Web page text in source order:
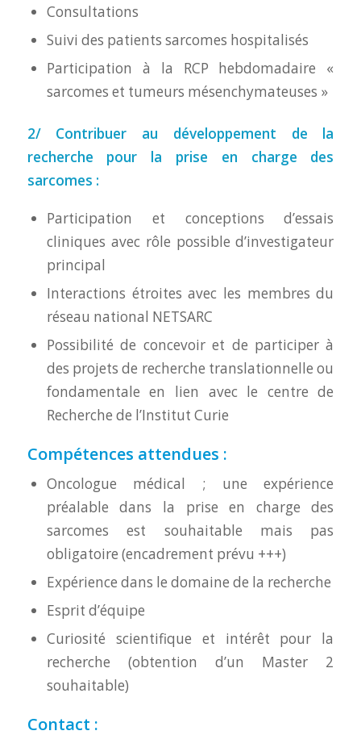
Consultations
Suivi des patients sarcomes hospitalisés
Participation à la RCP hebdomadaire «
sarcomes et tumeurs mésenchymateuses »
2/ Contribuer au développement de la
recherche pour la prise en charge des
sarcomes :
Participation et conceptions d’essais
cliniques avec rôle possible d’investigateur
principal
Interactions étroites avec les membres du
réseau national NETSARC
Possibilité de concevoir et de participer à
des projets de recherche translationnelle ou
fondamentale en lien avec le centre de
Recherche de l’Institut Curie
Compétences attendues :
Oncologue médical ; une expérience
préalable dans la prise en charge des
sarcomes est souhaitable mais pas
obligatoire (encadrement prévu +++)
Expérience dans le domaine de la recherche
Esprit d’équipe
Curiosité scientifique et intérêt pour la
recherche (obtention d’un Master 2
souhaitable)
Contact :